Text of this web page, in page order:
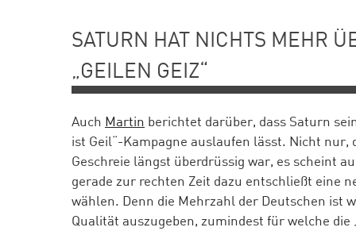
SATURN HAT NICHTS MEHR
„GEILEN GEIZ“
Auch Martin berichtet darüber, dass Saturn
ist Geil“-Kampagne auslaufen lässt. Nicht nur,
Geschreie längst überdrüssig war, es scheint
gerade zur rechten Zeit dazu entschließt eine
wählen. Denn die Mehrzahl der Deutschen ist
Qualität auszugeben, zumindest für welche die